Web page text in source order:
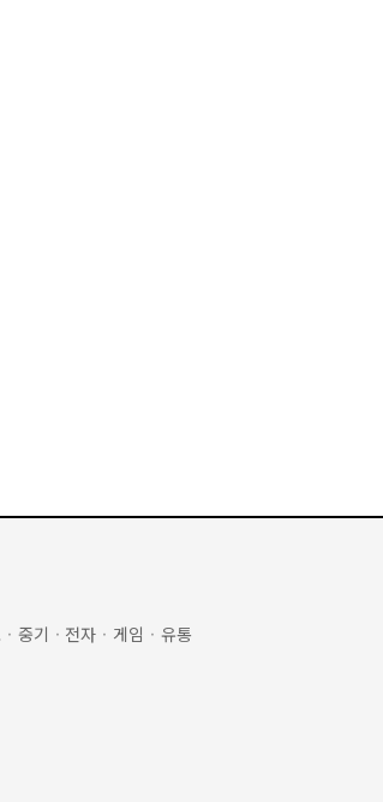
· 중기 · 전자 · 게임 · 유통